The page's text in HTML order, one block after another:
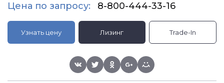
Цена по запросу: 8-800-444-33-16
Узнать цену Лизинг Trade-In